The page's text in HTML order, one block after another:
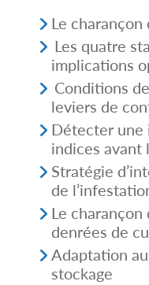
Le
Les quatre
implications
Conditions
leviers de
Détecter une
indices avant
Stratégie
de
Le
denrées de
Adaptation
stockage